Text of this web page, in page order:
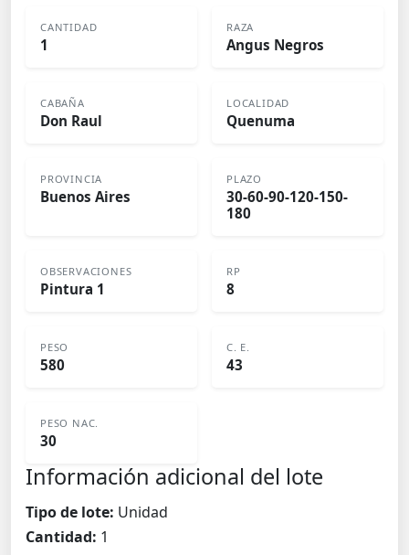
CANTIDAD
1
RAZA
Angus Negros
CABAÑA
Don Raul
LOCALIDAD
Quenuma
PROVINCIA
Buenos Aires
PLAZO
30-60-90-120-150-
180
OBSERVACIONES
Pintura 1
RP
8
PESO
580
C. E.
43
PESO NAC.
30
Información adicional del lote
Tipo de lote: Unidad
Cantidad: 1